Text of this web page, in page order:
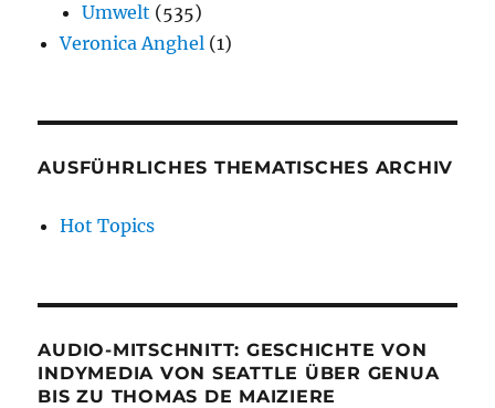
Umwelt (535)
Veronica Anghel (1)
AUSFÜHRLICHES THEMATISCHES ARCHIV
Hot Topics
AUDIO-MITSCHNITT: GESCHICHTE VON
INDYMEDIA VON SEATTLE ÜBER GENUA
BIS ZU THOMAS DE MAIZIERE